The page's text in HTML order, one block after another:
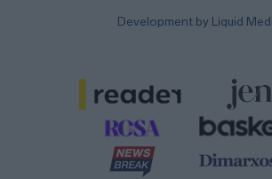
Development by Liquid